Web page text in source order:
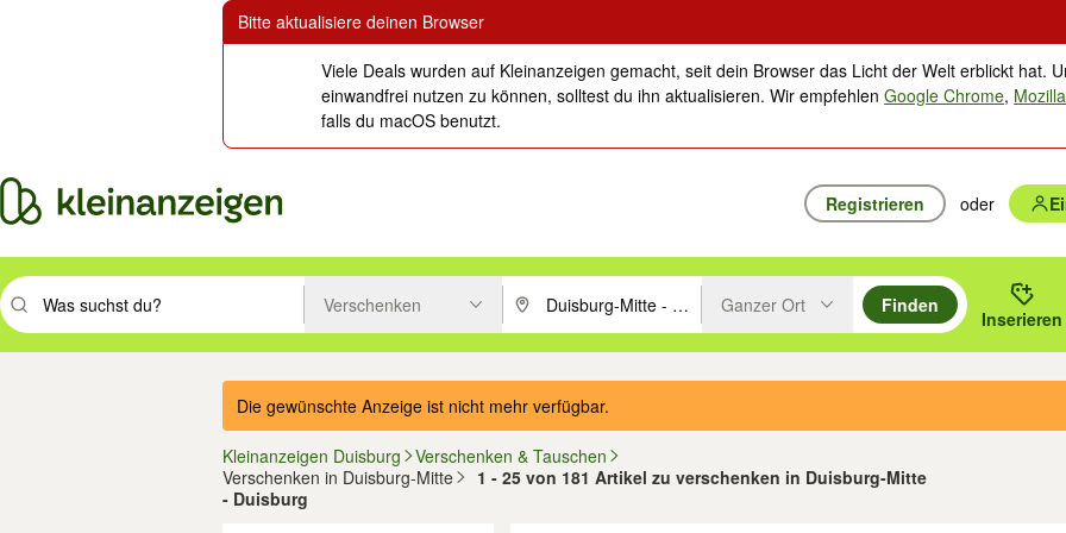
Bitte aktualisiere deinen Browser
Viele Deals wurden auf Kleinanzeigen gemacht, seit dein Browser das Licht der Welt erblickt hat.
einwandfrei nutzen zu können, solltest du ihn aktualisieren. Wir empfehlenGoogle Chrome,
falls du macOS benutzt.
Registrieren oder
Suchbegriff eingeben. Eingabetaste drücken um zu suchen, oder Vorschläge mit den Pfeiltasten nach oben/unten durchsuchen und mit
Verschenken PLZ oder Ort eingeben. Eingabetaste drücken um zu suchen, oder
Ganzer Ort
Finden
Inserieren
Die gewünschte Anzeige ist nicht mehr verfügbar.
Kleinanzeigen Duisburg
Verschenken & Tauschen
Verschenken in Duisburg-Mitte
1 - 25 von 181 Artikel zu verschenken in Duisburg-Mitte
- Duisburg